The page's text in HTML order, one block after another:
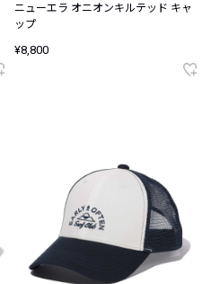
ニューエラ オニオンキルテッド キャ
ップ
¥8,800